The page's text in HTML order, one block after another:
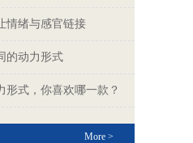
情绪与感官链接
的动力形式
形式，你喜欢哪一款？
More >